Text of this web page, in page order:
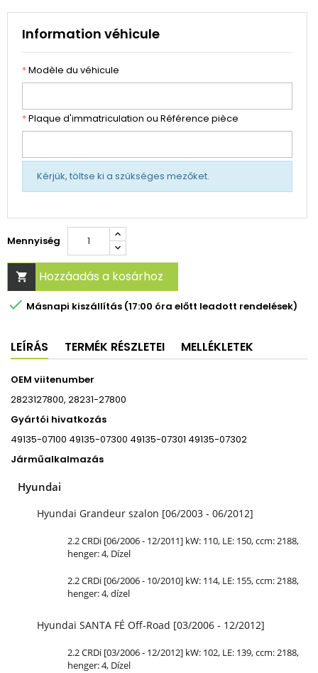
Information véhicule
*Modèle du véhicule
*Plaque d'immatriculation ou Référence pièce
Kérjük, töltse ki a szükséges mezőket.
Mennyiség
 Hozzáadás a kosárhoz
 Másnapi kiszállítás (17:00 óra előtt leadott rendelések)
LEÍRÁS TERMÉK RÉSZLETEI MELLÉKLETEK
OEM viitenumber
2823127800, 28231-27800
Gyártói hivatkozás
49135-07100 49135-07300 49135-07301 49135-07302
Járműalkalmazás
Hyundai
Hyundai Grandeur szalon [06/2003 - 06/2012]
2.2 CRDi [06/2006 - 12/2011] kW: 110, LE: 150, ccm: 2188,
henger: 4, Dízel
2.2 CRDi [06/2006 - 10/2010] kW: 114, LE: 155, ccm: 2188,
henger: 4, dízel
Hyundai SANTA FÉ Off-Road [03/2006 - 12/2012]
2.2 CRDi [03/2006 - 12/2012] kW: 102, LE: 139, ccm: 2188,
henger: 4, Dízel